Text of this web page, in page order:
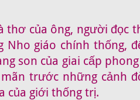
thơ của ông, người đọc
giáo chính thống,
son của giai cấp
trước những cảnh
của giới thống trị.